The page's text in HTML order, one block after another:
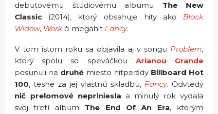
debutovému štúdiovému albumu The New
Classic (2014), ktorý obsahuje hity ako Black
Widow, Work či megahit Fancy.
V tom istom roku sa objavila aj v songu Problem,
ktorý spolu so speváčkou Arianou Grande
posunuli na druhé miesto hitparády Billboard Hot
100, tesne za jej vlastnú skladbu, Fancy. Odvtedy
nič prelomové nepriniesla a minulý rok vydala
svoj tretí album The End Of An Era, ktorým